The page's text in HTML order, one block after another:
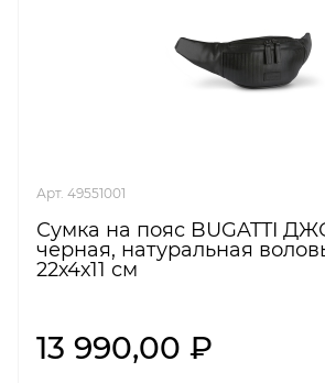
Арт. 49551001
Сумка на пояс BUGATTI
черная, натуральная
22х4х11 см
13 990,00 ₽